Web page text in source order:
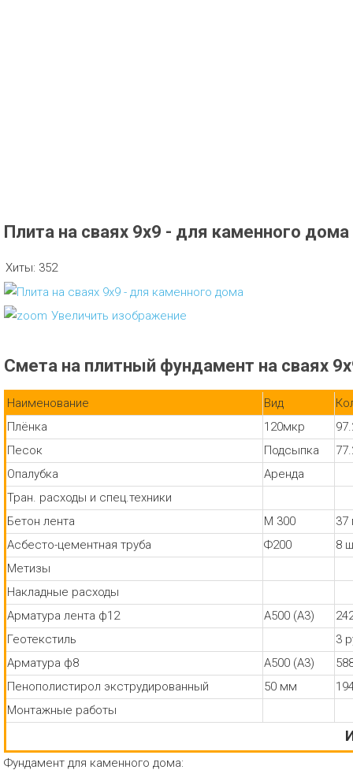
Плита на сваях 9х9 - для каменного дома
Хиты: 352
Увеличить изображение
Смета на плитный фундамент на сваях
Наименование Вид
Плёнка
120мкр
Песок
Подсыпка
Опалубка
Аренда
Тран. расходы и спец.техники
Бетон лента
М 300
37
Асбесто-цементная труба
Ф200
8
Метизы
Накладные расходы
Арматура лента ф12
А500 (А3)
Геотекстиль
3
Арматура ф8
А500 (А3)
Пенополистирол экструдированный
50 мм
Монтажные работы
Фундамент для каменного дома: